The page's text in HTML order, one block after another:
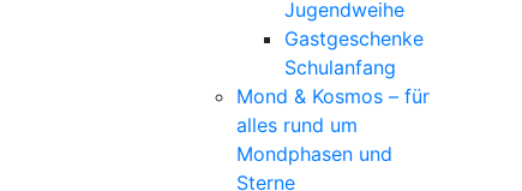
Jugendweihe
Gastgeschenke
Schulanfang
Mond & Kosmos – für
alles rund um
Mondphasen und
Sterne